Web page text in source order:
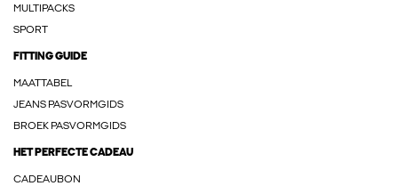
MULTIPACKS
SPORT
FITTING GUIDE
MAATTABEL
JEANS PASVORMGIDS
BROEK PASVORMGIDS
HET PERFECTE CADEAU
CADEAUBON